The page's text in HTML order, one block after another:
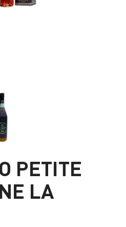
PETITE
LA